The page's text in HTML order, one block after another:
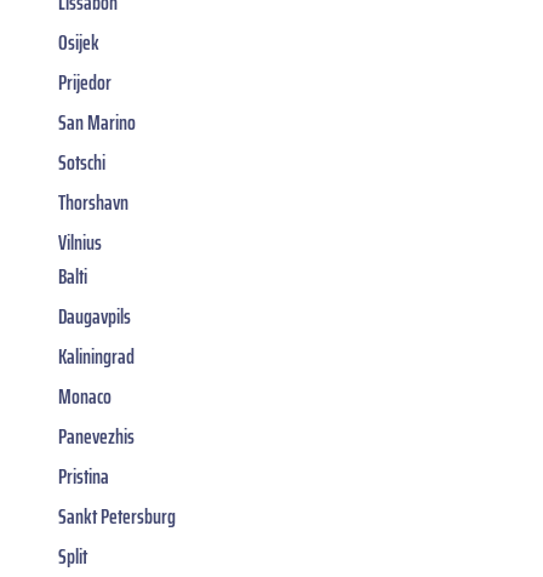
Osijek
Prijedor
San Marino
Sotschi
Thorshavn
Vilnius
Balti
Daugavpils
Kaliningrad
Monaco
Panevezhis
Pristina
Sankt Petersburg
Split